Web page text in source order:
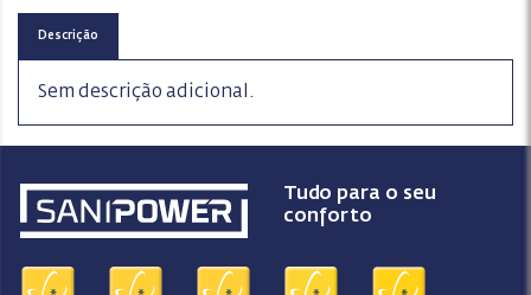
Descrição
Sem descrição adicional.
Tudo para o seu
conforto